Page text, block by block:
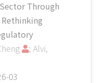
Through
; Alvi,
03